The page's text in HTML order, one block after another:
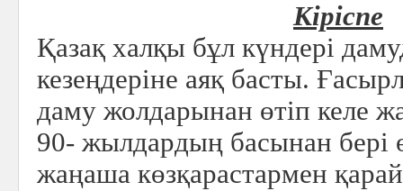
Кіріспе
Қазақ халқы бұл күндері
кезеңдеріне аяқ басты.
даму жолдарынан өтіп келе
90- жылдардың басынан бері
жаңаша көзқарастармен